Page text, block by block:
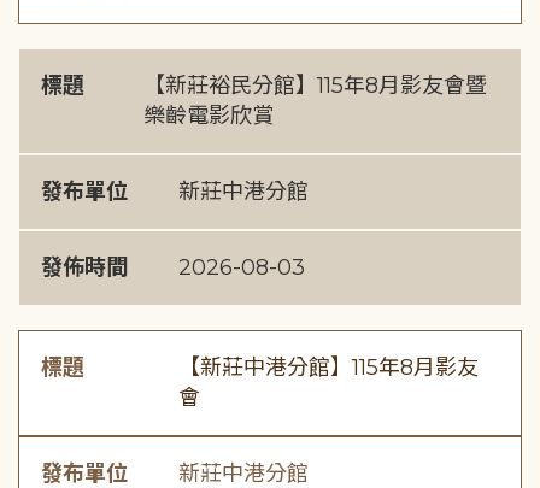
標題
【新莊裕民分館】115年8月影友會暨
樂齡電影欣賞
發布單位 新莊中港分館
發佈時間 2026-08-03
標題
【新莊中港分館】115年8月影友
會
發布單位 新莊中港分館